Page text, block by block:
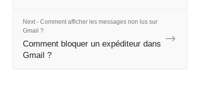
Next - Comment afficher les messages non lus sur
Gmail ?
Comment bloquer un expéditeur dans
Gmail ?